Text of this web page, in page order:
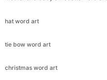
hat word art
tie bow word art
christmas word art